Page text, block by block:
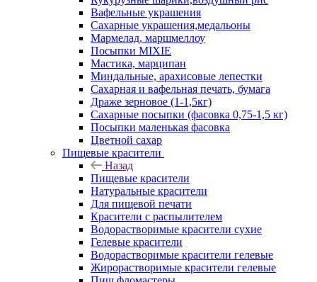
Вафельные украшения
Сахарные украшения,медальоны
Мармелад, маршмеллоу
Посыпки MIXIE
Мастика, марципан
Миндальные, арахисовые лепестки
Сахарная и вафельная печать, бумага
Драже зерновое (1-1,5кг)
Сахарные посыпки (фасовка 0,75-1,5 кг)
Посыпки маленькая фасовка
Цветной сахар
Пищевые красители
Назад
Пищевые красители
Натуральные красители
Для пищевой печати
Красители с распылителем
Водорастворимые красители сухие
Гелевые красители
Водорастворимые красители гелевые
Жирорастворимые красители гелевые